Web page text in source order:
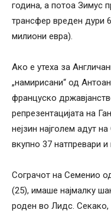
година, а потоа Зимус
трансфер вреден дури
милиони евра).
Ако е утеха за
„намирисани“ од
француско
репрезентацијата на
нејзин најголем адут
вкупно 37 натпревари и
Сограчот на Семенио
(25), имаше најмалку
роден во Лидс. Секако,